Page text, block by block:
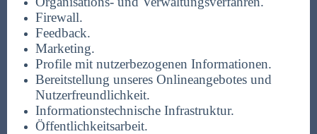
Firewall.
Feedback.
Marketing.
Profile mit nutzerbezogenen Informationen.
Bereitstellung unseres Onlineangebotes und
Nutzerfreundlichkeit.
Informationstechnische Infrastruktur.
Öffentlichkeitsarbeit.